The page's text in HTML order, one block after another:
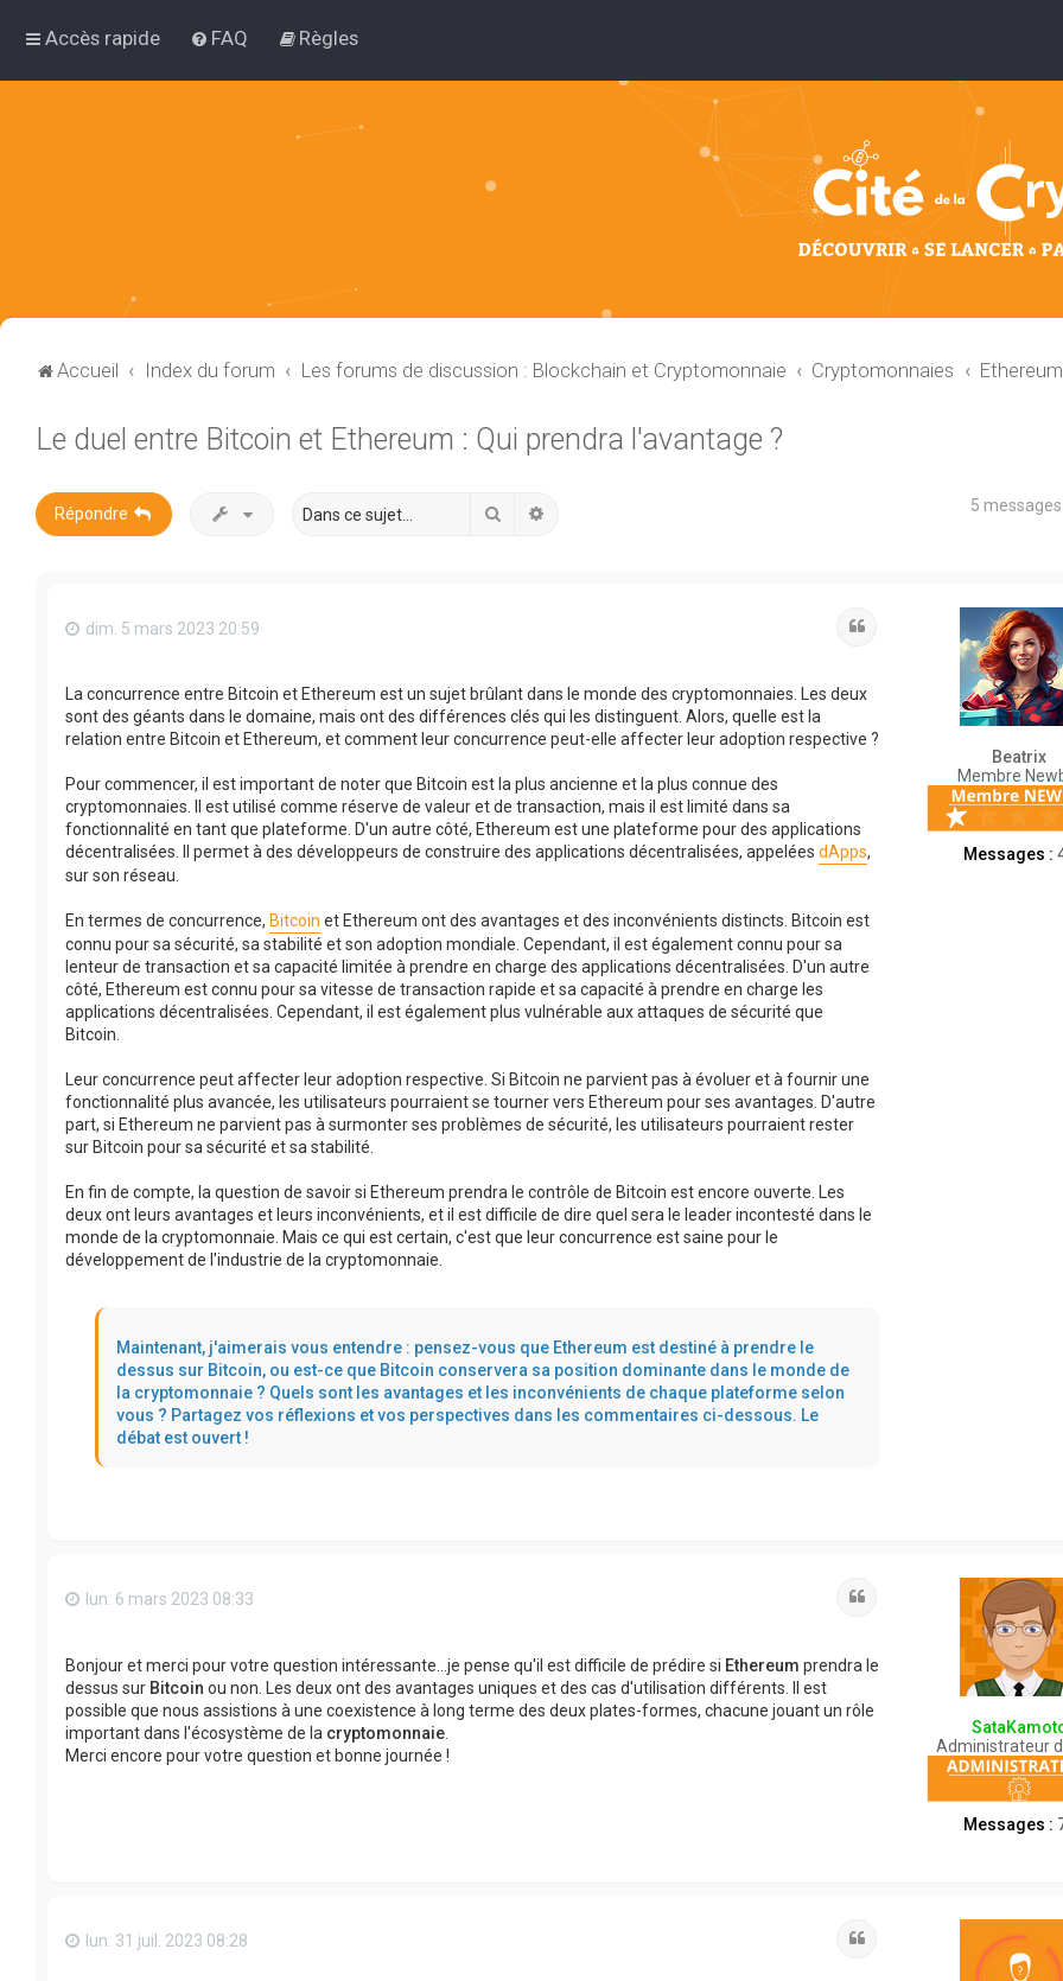
Accès rapide FAQ Règles
Accueil Index du forum Les forums de discussion : Blockchain et Cryptomonnaie Cryptomonnaies Ethereum
Le duel entre Bitcoin et Ethereum : Qui prendra l'avantage ?
Répondre Rechercher 5 messages
Beatrix
Membre
Messages :
dim. 5 mars 2023 20:59
La concurrence entre Bitcoin et Ethereum est un sujet brûlant dans le monde des cryptomonnaies. Les deux
sont des géants dans le domaine, mais ont des différences clés qui les distinguent. Alors, quelle est la
relation entre Bitcoin et Ethereum, et comment leur concurrence peut-elle affecter leur adoption respective ?
Pour commencer, il est important de noter que Bitcoin est la plus ancienne et la plus connue des
cryptomonnaies. Il est utilisé comme réserve de valeur et de transaction, mais il est limité dans sa
fonctionnalité en tant que plateforme. D'un autre côté, Ethereum est une plateforme pour des applications
décentralisées. Il permet à des développeurs de construire des applications décentralisées, appelées dApps,
sur son réseau.
En termes de concurrence, Bitcoin et Ethereum ont des avantages et des inconvénients distincts. Bitcoin est
connu pour sa sécurité, sa stabilité et son adoption mondiale. Cependant, il est également connu pour sa
lenteur de transaction et sa capacité limitée à prendre en charge des applications décentralisées. D'un autre
côté, Ethereum est connu pour sa vitesse de transaction rapide et sa capacité à prendre en charge les
applications décentralisées. Cependant, il est également plus vulnérable aux attaques de sécurité que
Bitcoin.
Leur concurrence peut affecter leur adoption respective. Si Bitcoin ne parvient pas à évoluer et à fournir une
fonctionnalité plus avancée, les utilisateurs pourraient se tourner vers Ethereum pour ses avantages. D'autre
part, si Ethereum ne parvient pas à surmonter ses problèmes de sécurité, les utilisateurs pourraient rester
sur Bitcoin pour sa sécurité et sa stabilité.
En fin de compte, la question de savoir si Ethereum prendra le contrôle de Bitcoin est encore ouverte. Les
deux ont leurs avantages et leurs inconvénients, et il est difficile de dire quel sera le leader incontesté dans le
monde de la cryptomonnaie. Mais ce qui est certain, c'est que leur concurrence est saine pour le
développement de l'industrie de la cryptomonnaie.
Maintenant, j'aimerais vous entendre : pensez-vous que Ethereum est destiné à prendre le
dessus sur Bitcoin, ou est-ce que Bitcoin conservera sa position dominante dans le monde de
la cryptomonnaie ? Quels sont les avantages et les inconvénients de chaque plateforme selon
vous ? Partagez vos réflexions et vos perspectives dans les commentaires ci-dessous. Le
débat est ouvert !
Administrateur
Messages :
lun. 6 mars 2023 08:33
Bonjour et merci pour votre question intéressante…je pense qu'il est difficile de prédire si Ethereum prendra le
dessus sur Bitcoin ou non. Les deux ont des avantages uniques et des cas d'utilisation différents. Il est
possible que nous assistions à une coexistence à long terme des deux plates-formes, chacune jouant un rôle
important dans l'écosystème de la cryptomonnaie
Merci encore pour votre question et bonne journée !
lun. 31 juil. 2023 08:28